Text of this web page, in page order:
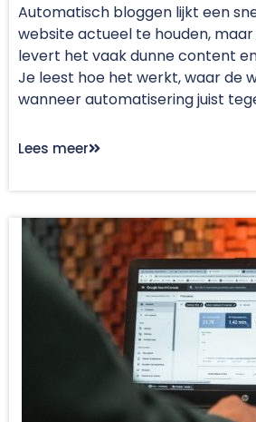
Automatisch bloggen lijkt een
website actueel te houden,
levert het vaak dunne content en
Je leest hoe het werkt, waar de
wanneer automatisering juist
Lees meer